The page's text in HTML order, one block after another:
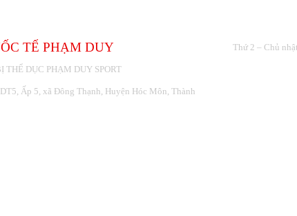
TẾ PHẠM DUY
DỤC PHẠM DUY SPORT
Ấp 5, xã Đông Thạnh, Huyện Hóc Môn, Thành
Thứ 2 – Chủ